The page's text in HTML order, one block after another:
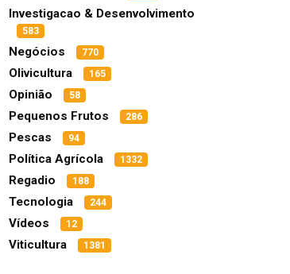
Investigacao & Desenvolvimento
583
Negócios 770
Olivicultura 165
Opinião 58
Pequenos Frutos 286
Pescas 94
Política Agrícola 1332
Regadio 188
Tecnologia 244
Vídeos 12
Viticultura 1381